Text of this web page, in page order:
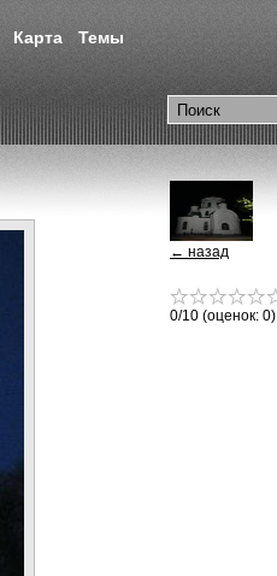
Карта Темы
← назад
0/10 (оценок: 0)